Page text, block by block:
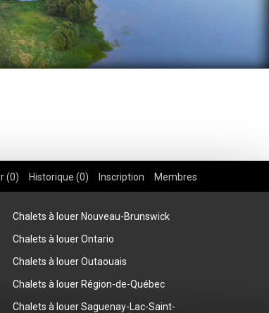
(0) Historique (0) Inscription Membres
Chalets à louer Nouveau-Brunswick
Chalets à louer Ontario
Chalets à louer Outaouais
Chalets à louer Région-de-Québec
Chalets à louer Saguenay-Lac-Saint-